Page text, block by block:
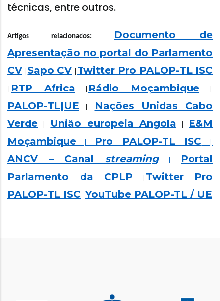
técnicas, entre outros.
Artigos relacionados:
Documento de
Apresentação no portal do Parlamento
CV Sapo CV Twitter Pro PALOP-TL ISC
RTP Africa Rádio Moçambique|
PALOP-TL|UE
Nações Unidas Cabo
Verde
União europeia Angola
E&M
Moçambique
Pro PALOP-TL ISC
ANCV – Canal streaming|
Portal
Parlamento da CPLP
Twitter Pro
PALOP-TL ISC YouTube PALOP-TL / UE